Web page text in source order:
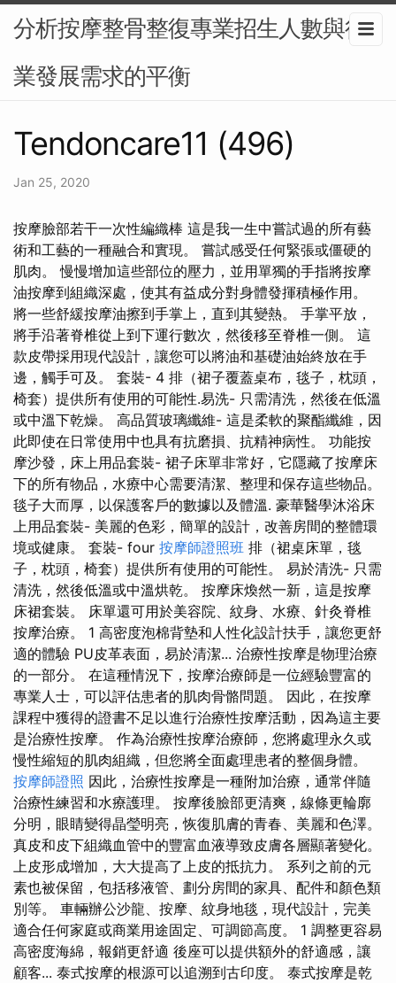
分析按摩整骨整復專業招生人數與行
業發展需求的平衡
Tendoncare11 (496)
Jan 25, 2020
按摩臉部若干一次性編織棒 這是我一生中嘗試過的所有藝
術和工藝的一種融合和實現。 嘗試感受任何緊張或僵硬的
肌肉。 慢慢增加這些部位的壓力，並用單獨的手指將按摩
油按摩到組織深處，使其有益成分對身體發揮積極作用。
將一些舒緩按摩油擦到手掌上，直到其變熱。 手掌平放，
將手沿著脊椎從上到下運行數次，然後移至脊椎一側。 這
款皮帶採用現代設計，讓您可以將油和基礎油始終放在手
邊，觸手可及。 套裝- 4 排（裙子覆蓋桌布，毯子，枕頭，
椅套）提供所有使用的可能性.易洗- 只需清洗，然後在低溫
或中溫下乾燥。 高品質玻璃纖維- 這是柔軟的聚酯纖維，因
此即使在日常使用中也具有抗磨損、抗精神病性。 功能按
摩沙發，床上用品套裝- 裙子床單非常好，它隱藏了按摩床
下的所有物品，水療中心需要清潔、整理和保存這些物品。
毯子大而厚，以保護客戶的數據以及體溫. 豪華醫學沐浴床
上用品套裝- 美麗的色彩，簡單的設計，改善房間的整體環
境或健康。 套裝- four 按摩師證照班 排（裙桌床單，毯
子，枕頭，椅套）提供所有使用的可能性。 易於清洗- 只需
清洗，然後​​低溫或中溫烘乾。 按摩床煥然一新，這是按摩
床裙套裝。 床單還可用於美容院、紋身、水療、針灸脊椎
按摩治療。 1 高密度泡棉背墊和人性化設計扶手，讓您更舒
適的體驗 PU皮革表面，易於清潔... 治療性按摩是物理治療
的一部分。 在這種情況下，按摩治療師是一位經驗豐富的
專業人士，可以評估患者的肌肉骨骼問題。 因此，在按摩
課程中獲得的證書不足以進行治療性按摩活動，因為這主要
是治療性按摩。 作為治療性按摩治療師，您將處理永久或
慢性縮短的肌肉組織，但您將全面處理患者的整個身體。
按摩師證照 因此，治療性按摩是一種附加治療，通常伴隨
治療性練習和水療護理。 按摩後臉部更清爽，線條更輪廓
分明，眼睛變得晶瑩明亮，恢復肌膚的青春、美麗和色澤。
真皮和皮下組織血管中的豐富血液導致皮膚各層顯著變化。
上皮形成增加，大大提高了上皮的抵抗力。 系列之前的元
素也被保留，包括移液管、劃分房間的家具、配件和顏色類
別等。 車輛辦公沙龍、按摩、紋身地毯，現代設計，完美
適合任何家庭或商業用途固定、可調節高度。 1 調整更容易
高密度海綿，報銷更舒適 後座可以提供額外的舒適感，讓
顧客... 泰式按摩的根源可以追溯到古印度。 泰式按摩是乾